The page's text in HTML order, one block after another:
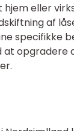
eller
af
specifikke
at